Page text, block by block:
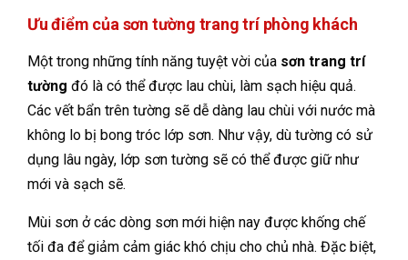
Ưu điểm của sơn tường trang trí phòng khách
Một trong những tính năng tuyệt vời của sơn trang trí
tường đó là có thể được lau chùi, làm sạch hiệu quả.
Các vết bẩn trên tường sẽ dễ dàng lau chùi với nước mà
không lo bị bong tróc lớp sơn. Như vậy, dù tường có sử
dụng lâu ngày, lớp sơn tường sẽ có thể được giữ như
mới và sạch sẽ.
Mùi sơn ở các dòng sơn mới hiện nay được khống chế
tối đa để giảm cảm giác khó chịu cho chủ nhà. Đặc biệt,